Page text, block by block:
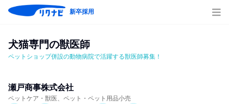
新卒採用
犬猫専門の獣医師
ペットショップ併設の動物病院で活躍する獣医師募集！
瀬戸商事株式会社
ペットケア・獣医、ペット・ペット用品小売